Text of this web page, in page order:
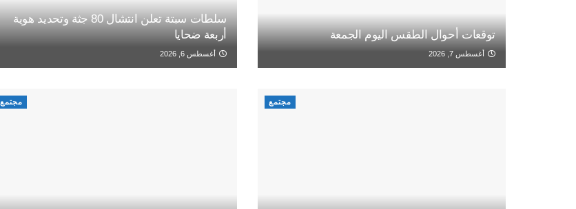
توقعات أحوال الطقس اليوم الجمعة
أغسطس 7, 2026
سلطات سبتة تعلن انتشال 80 جثة وتحديد هوية
أربعة ضحايا
أغسطس 6, 2026
مجتمع مجتمع